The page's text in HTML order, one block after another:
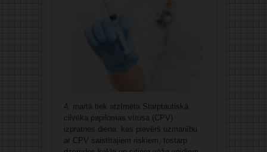
4. martā tiek atzīmēta Starptautiskā
cilvēka papilomas vīrusa (CPV)
izpratnes diena, kas pievērš uzmanību
ar CPV saistītajiem riskiem, tostarp